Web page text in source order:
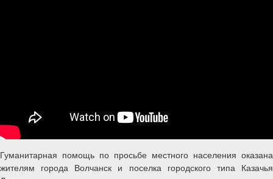
Гуманитарная помощь по просьбе местного населения оказана
жителям города Волчанск и поселка городского типа Казачья